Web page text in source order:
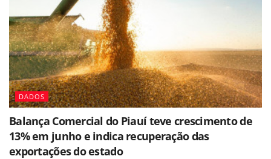
DADOS
Balança Comercial do Piauí teve crescimento de
13% em junho e indica recuperação das
exportações do estado